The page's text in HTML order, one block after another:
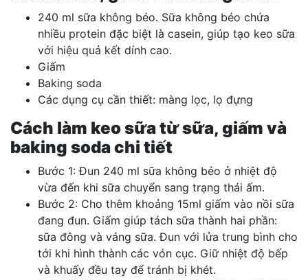
240 ml sữa không béo. Sữa không béo chứa
nhiều protein đặc biệt là casein, giúp tạo keo sữa
với hiệu quả kết dính cao.
Giấm
Baking soda
Các dụng cụ cần thiết: màng lọc, lọ đựng
Cách làm keo sữa từ sữa, giấm và
baking soda chi tiết
Bước 1: Đun 240 ml sữa không béo ở nhiệt độ
vừa đến khi sữa chuyển sang trạng thái ấm.
Bước 2: Cho thêm khoảng 15ml giấm vào nồi sữa
đang đun. Giấm giúp tách sữa thành hai phần:
sữa đông và váng sữa. Đun với lửa trung bình cho
tới khi hình thành các vón cục. Giữ nhiệt độ bếp
và khuấy đều tay để tránh bị khét.